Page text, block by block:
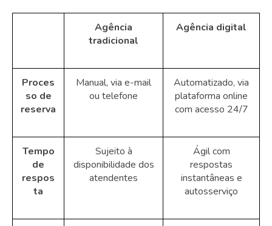
Agência
tradicional
Agência digital
Proces
so de
reserva
Manual, via e-mail
ou telefone
Automatizado, via
plataforma online
com acesso 24/7
Tempo
de
respos
ta
Sujeito à
disponibilidade dos
atendentes
Ágil com
respostas
instantâneas e
autosserviço